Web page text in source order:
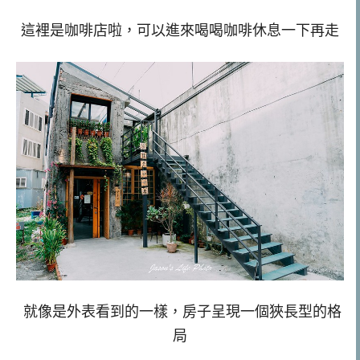
這裡是咖啡店啦，可以進來喝喝咖啡休息一下再走
就像是外表看到的一樣，房子呈現一個狹長型的格
局